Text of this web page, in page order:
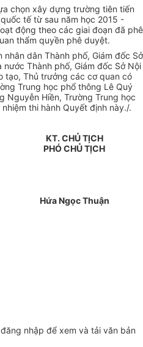
chọn xây dựng trường tiên tiến
tế từ sau năm học 2015 -
động theo các giai đoạn đã phê
thẩm quyền phê duyệt.
nhân dân Thành phố, Giám đốc Sở
Thành phố, Giám đốc Sở Nội
tạo, Thủ trưởng các cơ quan có
Trung học phổ thông Lê Quý
Nguyễn Hiền, Trường Trung học
thi hành Quyết định này./.
KT. CHỦ TỊCH
PHÓ CHỦ TỊCH
Hứa Ngọc Thuận
đăng nhập để xem và tải văn bản